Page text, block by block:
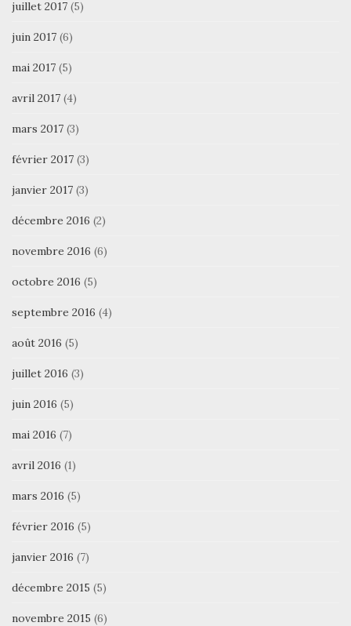
juillet 2017 (5)
juin 2017 (6)
mai 2017 (5)
avril 2017 (4)
mars 2017 (3)
février 2017 (3)
janvier 2017 (3)
décembre 2016 (2)
novembre 2016 (6)
octobre 2016 (5)
septembre 2016 (4)
août 2016 (5)
juillet 2016 (3)
juin 2016 (5)
mai 2016 (7)
avril 2016 (1)
mars 2016 (5)
février 2016 (5)
janvier 2016 (7)
décembre 2015 (5)
novembre 2015 (6)